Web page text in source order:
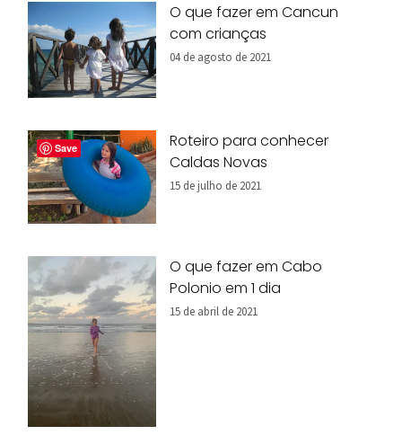
O que fazer em Cancun
com crianças
04 de agosto de 2021
Roteiro para conhecer
Caldas Novas
15 de julho de 2021
O que fazer em Cabo
Polonio em 1 dia
15 de abril de 2021
Save